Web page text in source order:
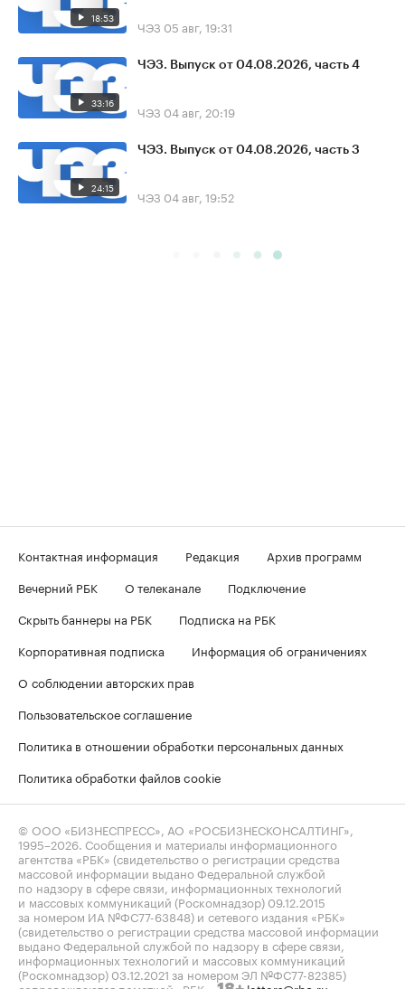
18:53 ЧЭЗ 05 авг, 19:31
33:16
ЧЭЗ. Выпуск от 04.08.2026, часть 4
ЧЭЗ 04 авг, 20:19
24:15
ЧЭЗ. Выпуск от 04.08.2026, часть 3
ЧЭЗ 04 авг, 19:52
Контактная информация Редакция
Архив программ
Вечерний РБК
О телеканале
Подключение
Скрыть баннеры на РБК
Подписка на РБК
Корпоративная подписка
Информация об ограничениях
О соблюдении авторских прав
Пользовательское соглашение
Политика в отношении обработки персональных данных
Политика обработки файлов cookie
© ООО «БИЗНЕСПРЕСС», АО «РОСБИЗНЕСКОНСАЛТИНГ»,
1995–2026 . Сообщения и материалы информационного
агентства «РБК» (свидетельство о регистрации средства
массовой информации выдано Федеральной службой
по надзору в сфере связи, информационных технологий
и массовых коммуникаций (Роскомнадзор) 09.12.2015
за номером ИА №ФС77-63848) и сетевого издания «РБК»
(свидетельство о регистрации средства массовой информации
выдано Федеральной службой по надзору в сфере связи,
информационных технологий и массовых коммуникаций
(Роскомнадзор) 03.12.2021 за номером ЭЛ №ФС77-82385)